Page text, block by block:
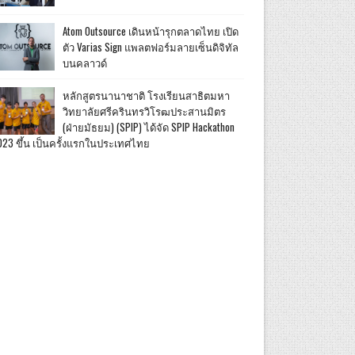
Atom Outsource เดินหน้ารุกตลาดไทย เปิด
ตัว Varias Sign แพลตฟอร์มลายเซ็นดิจิทัล
บนคลาวด์
หลักสูตรนานาชาติ โรงเรียนสาธิตมหา
วิทยาลัยศรีครินทรวิโรฒประสานมิตร
(ฝ่ายมัธยม) (SPIP) ได้จัด SPIP Hackathon
ขึ้น เป็นครั้งแรกในประเทศไทย